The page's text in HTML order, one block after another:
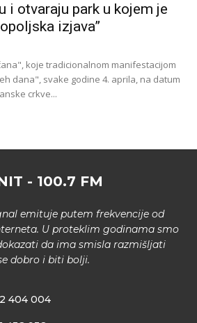
i otvaraju park u kojem je
izjava”
koje tradicionalnom manifestacijom
dana", svake godine 4. aprila, na datum
crkve...
- 100.7 FM
emituje putem frekvencije od
U proteklim godinama smo
da ima smisla razmišljati
dobro i biti bolji.
404 004